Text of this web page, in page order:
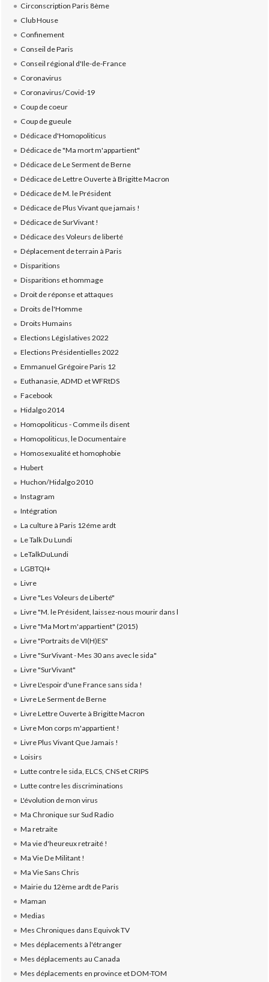
Circonscription Paris 8ème
Club House
Confinement
Conseil de Paris
Conseil régional d'Ile-de-France
Coronavirus
Coronavirus/Covid-19
Coup de coeur
Coup de gueule
Dédicace d'Homopoliticus
Dédicace de "Ma mort m'appartient"
Dédicace de Le Serment de Berne
Dédicace de Lettre Ouverte à Brigitte Macron
Dédicace de M. le Président
Dédicace de Plus Vivant que jamais !
Dédicace de SurVivant !
Dédicace des Voleurs de liberté
Déplacement de terrain à Paris
Disparitions
Disparitions et hommage
Droit de réponse et attaques
Droits de l'Homme
Droits Humains
Elections Législatives 2022
Elections Présidentielles 2022
Emmanuel Grégoire Paris 12
Euthanasie, ADMD et WFRtDS
Facebook
Hidalgo 2014
Homopoliticus - Comme ils disent
Homopoliticus, le Documentaire
Homosexualité et homophobie
Hubert
Huchon/Hidalgo 2010
Instagram
Intégration
La culture à Paris 12éme ardt
Le Talk Du Lundi
LeTalkDuLundi
LGBTQI+
Livre
Livre "Les Voleurs de Liberté"
Livre "M. le Président, laissez-nous mourir dans l
Livre "Ma Mort m'appartient" (2015)
Livre "Portraits de VI(H)ES"
Livre "SurVivant - Mes 30 ans avec le sida"
Livre "SurVivant"
Livre L'espoir d'une France sans sida !
Livre Le Serment de Berne
Livre Lettre Ouverte à Brigitte Macron
Livre Mon corps m'appartient !
Livre Plus Vivant Que Jamais !
Loisirs
Lutte contre le sida, ELCS, CNS et CRIPS
Lutte contre les discriminations
L'évolution de mon virus
Ma Chronique sur Sud Radio
Ma retraite
Ma vie d'heureux retraité !
Ma Vie De Militant !
Ma Vie Sans Chris
Mairie du 12ème ardt de Paris
Maman
Medias
Mes Chroniques dans Equivok TV
Mes déplacements à l'étranger
Mes déplacements au Canada
Mes déplacements en province et DOM-TOM